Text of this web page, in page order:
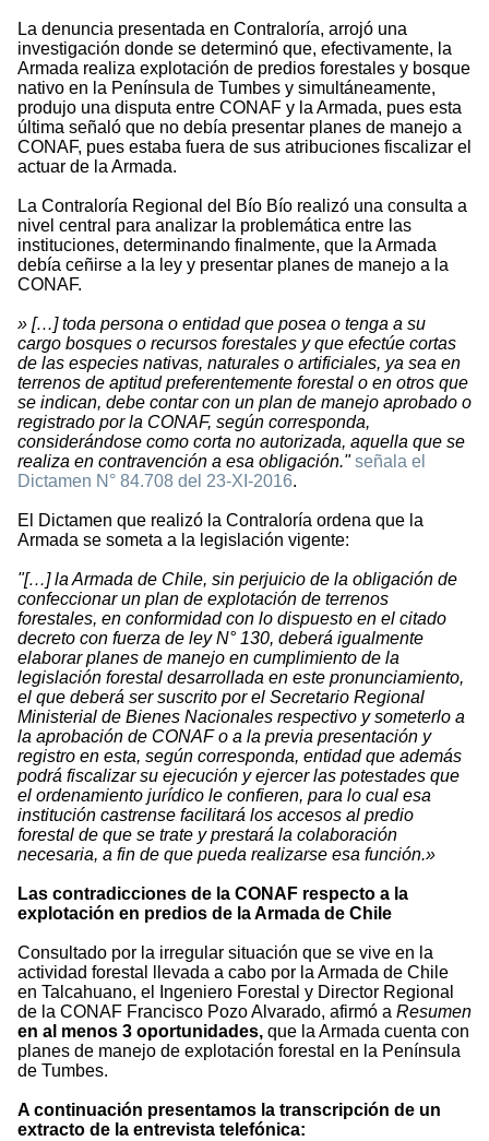
La denuncia presentada en Contraloría, arrojó una
investigación donde se determinó que, efectivamente, la
Armada realiza explotación de predios forestales y bosque
nativo en la Península de Tumbes y simultáneamente,
produjo una disputa entre CONAF y la Armada, pues esta
última señaló que no debía presentar planes de manejo a
CONAF, pues estaba fuera de sus atribuciones fiscalizar el
actuar de la Armada.
La Contraloría Regional del Bío Bío realizó una consulta a
nivel central para analizar la problemática entre las
instituciones, determinando finalmente, que la Armada
debía ceñirse a la ley y presentar planes de manejo a la
CONAF.
» […] toda persona o entidad que posea o tenga a su
cargo bosques o recursos forestales y que efectúe cortas
de las especies nativas, naturales o artificiales, ya sea en
terrenos de aptitud preferentemente forestal o en otros que
se indican, debe contar con un plan de manejo aprobado o
registrado por la CONAF, según corresponda,
considerándose como corta no autorizada, aquella que se
realiza en contravención a esa obligación." señala el
Dictamen N° 84.708 del 23-XI-2016.
El Dictamen que realizó la Contraloría ordena que la
Armada se someta a la legislación vigente:
"[…] la Armada de Chile, sin perjuicio de la obligación de
confeccionar un plan de explotación de terrenos
forestales, en conformidad con lo dispuesto en el citado
decreto con fuerza de ley N° 130, deberá igualmente
elaborar planes de manejo en cumplimiento de la
legislación forestal desarrollada en este pronunciamiento,
el que deberá ser suscrito por el Secretario Regional
Ministerial de Bienes Nacionales respectivo y someterlo a
la aprobación de CONAF o a la previa presentación y
registro en esta, según corresponda, entidad que además
podrá fiscalizar su ejecución y ejercer las potestades que
el ordenamiento jurídico le confieren, para lo cual esa
institución castrense facilitará los accesos al predio
forestal de que se trate y prestará la colaboración
necesaria, a fin de que pueda realizarse esa función.»
Las contradicciones de la CONAF respecto a la
explotación en predios de la Armada de Chile
Consultado por la irregular situación que se vive en la
actividad forestal llevada a cabo por la Armada de Chile
en Talcahuano, el Ingeniero Forestal y Director Regional
de la CONAF Francisco Pozo Alvarado, afirmó a Resumen
en al menos 3 oportunidades, que la Armada cuenta con
planes de manejo de explotación forestal en la Península
de Tumbes.
A continuación presentamos la transcripción de un
extracto de la entrevista telefónica: